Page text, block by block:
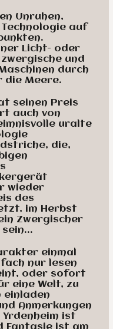
Unruhen,
auf
Licht- oder
und
durch
die Meere.
seinen Preis
auch von
uralte
die,
wieder
des
im Herbst
Zwergischer
einmal
nur lesen
oder sofort
eine Welt, zu
einladen
Anmerkungen
Yrdenheim ist
Fantasie ist am